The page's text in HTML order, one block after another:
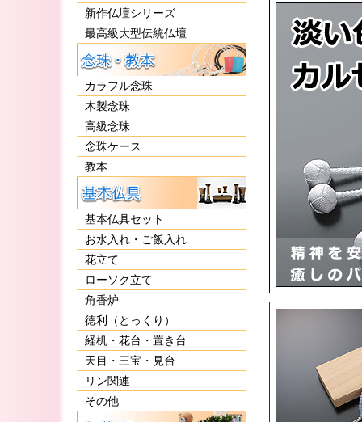
新作仏壇シリーズ
最高級大型伝統仏壇
カラフル念珠
木製念珠
高級念珠
念珠ケース
教本
基本仏具セット
お水入れ・ご飯入れ
花立て
ローソク立て
角香炉
徳利（とっくり）
経机・花台・置き台
天目・三宝・見台
リン関連
その他